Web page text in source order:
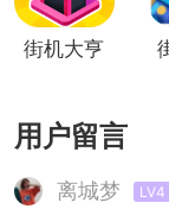
街机大亨
用户留言
离城梦 LV4